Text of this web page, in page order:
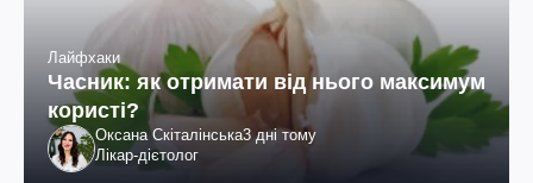
Лайфхаки
Часник: як отримати від нього максимум
користі?
Оксана Скіталінська3 дні тому
Лікар-дієтолог